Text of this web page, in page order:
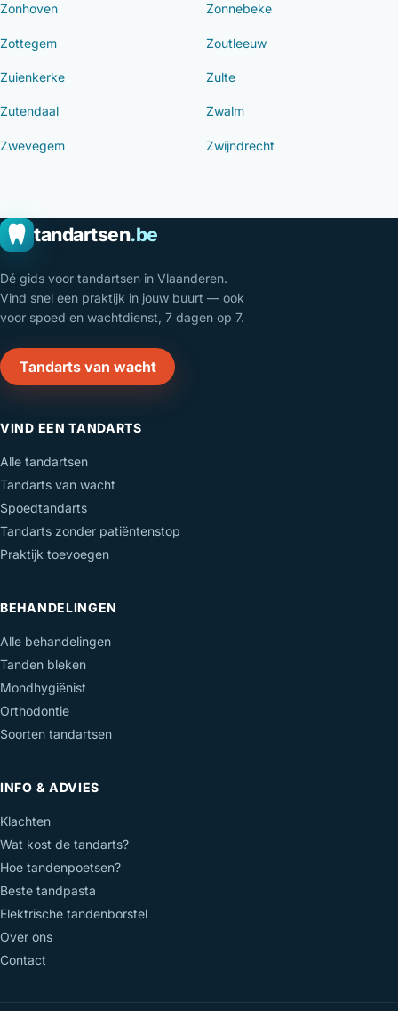
Zonhoven Zonnebeke
Zottegem Zoutleeuw
Zuienkerke Zulte
Zutendaal Zwalm
Zwevegem Zwijndrecht
tandartsen.be
Dé gids voor tandartsen in Vlaanderen.
Vind snel een praktijk in jouw buurt — ook
voor spoed en wachtdienst, 7 dagen op 7.
Tandarts van wacht
VIND EEN TANDARTS
Alle tandartsen
Tandarts van wacht
Spoedtandarts
Tandarts zonder patiëntenstop
Praktijk toevoegen
BEHANDELINGEN
Alle behandelingen
Tanden bleken
Mondhygiënist
Orthodontie
Soorten tandartsen
INFO & ADVIES
Klachten
Wat kost de tandarts?
Hoe tandenpoetsen?
Beste tandpasta
Elektrische tandenborstel
Over ons
Contact